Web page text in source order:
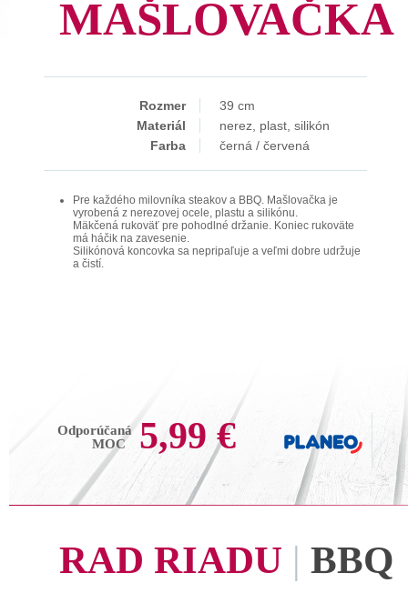
MAŠLOVAČKA
Rozmer
39 cm
Materiál
nerez, plast, silikón
Farba
černá / červená
Pre každého milovníka steakov a BBQ. Mašlovačka je
vyrobená z nerezovej ocele, plastu a silikónu.
Mäkčená rukoväť pre pohodlné držanie. Koniec rukoväte
má háčik na zavesenie.
Silikónová koncovka sa nepripaľuje a veľmi dobre udržuje
a čistí.
Odporúčaná
MOC
5,99 €
RAD RIADU | BBQ